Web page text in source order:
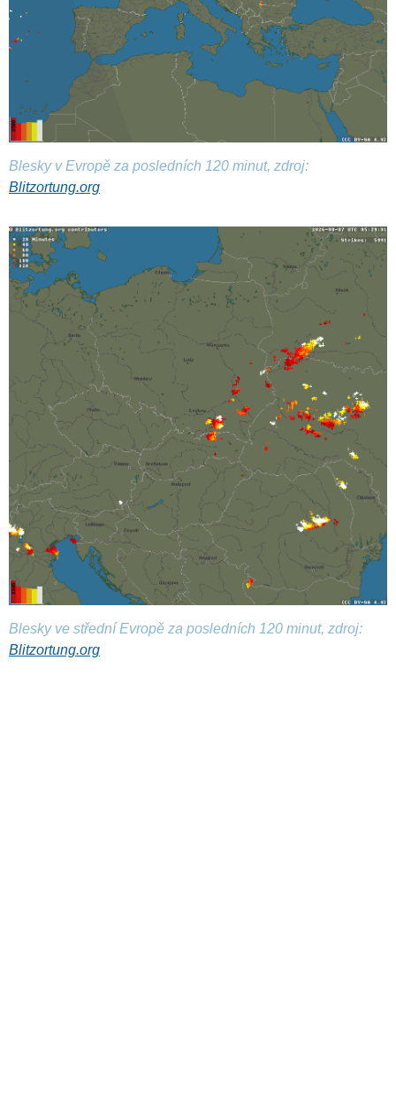
Blesky v Evropě za posledních 120 minut, zdroj:
Blitzortung.org
Blesky ve střední Evropě za posledních 120 minut, zdroj:
Blitzortung.org